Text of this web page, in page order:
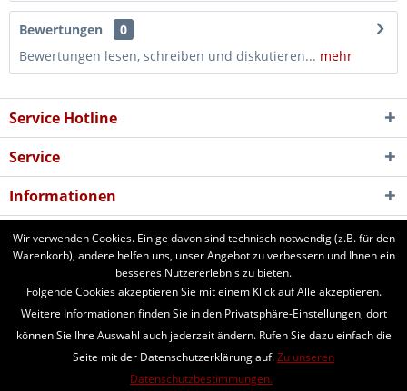
Bewertungen
0
Bewertungen lesen, schreiben und diskutieren... mehr
Service Hotline
Service
Informationen
Newsletter
aforst.com - Ihr Fachhändler für Patura Weide- und Stalltechnik,
Weidezäune, Euronetze, electra Weidezaungeräte. 24 Stunden online
bestellen. Beratung vom Fachmann per Telefon und Email. Kaufen Sie
Weidezaungeräte, Zaunpfähle, Heuraufen, Panels, Fressgitter,
Tränkebecken, Windschutznetze, Schafhorden, Schafnetze...
Wir verwenden Cookies. Einige davon sind technisch notwendig (z.B. für den
Warenkorb), andere helfen uns, unser Angebot zu verbessern und Ihnen ein
besseres Nutzererlebnis zu bieten.
Folgende Cookies akzeptieren Sie mit einem Klick auf Alle akzeptieren.
Weitere Informationen finden Sie in den Privatsphäre-Einstellungen, dort
können Sie Ihre Auswahl auch jederzeit ändern. Rufen Sie dazu einfach die
Seite mit der Datenschutzerklärung auf.Zu unseren
Datenschutzbestimmungen.